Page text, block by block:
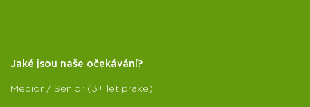
Jaké jsou naše očekávání?
Medior / Senior (3+ let praxe):